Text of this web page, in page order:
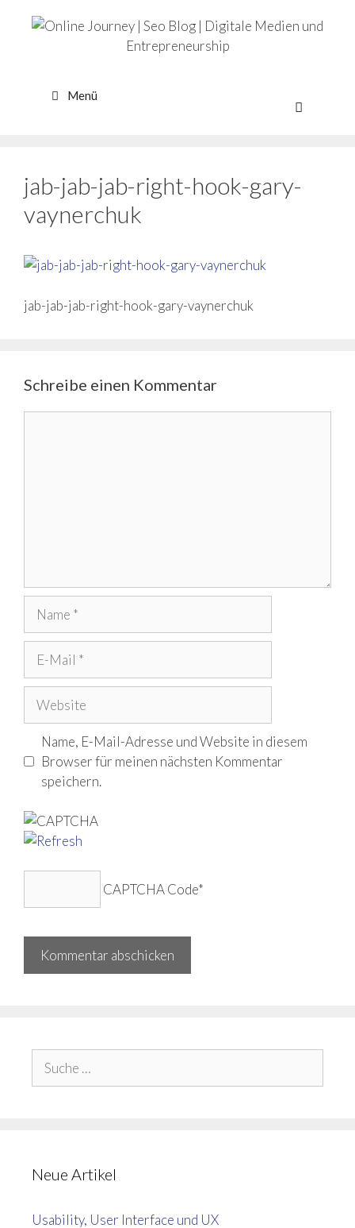
Inhalt
Menü
jab-jab-jab-right-hook-gary-
vaynerchuk
jab-jab-jab-right-hook-gary-vaynerchuk
Schreibe einen Kommentar
Mail
Name, E-Mail-Adresse und Website in diesem
Browser für meinen nächsten Kommentar
speichern.
CAPTCHA Code*
nach:
Neue Artikel
Usability, User Interface und UX